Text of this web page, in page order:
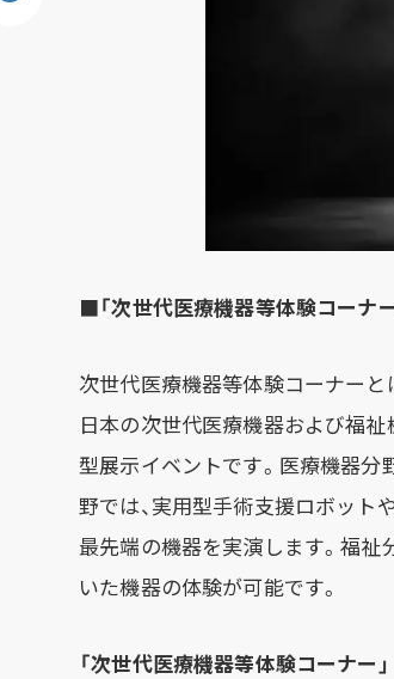
■「次世代医療機器等体験コーナ
次世代医療機器等体験コーナーと
日本の次世代医療機器および福
型展示イベントです。医療機器分
野では、実用型手術支援ロボット
最先端の機器を実演します。福
いた機器の体験が可能です。
「次世代医療機器等体験コーナー